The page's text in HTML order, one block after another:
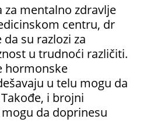
mentalno zdravlje
centru, dr
su razlozi za
u trudnoći različiti.
hormonske
u telu mogu da
i brojni
da doprinesu